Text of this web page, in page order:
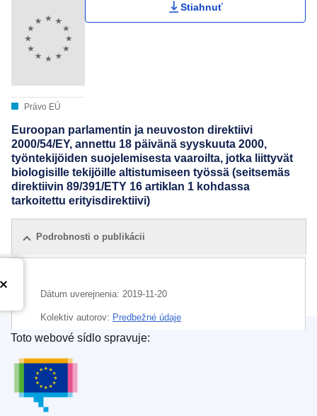
Právo EÚ
Stiahnuť
Euroopan parlamentin ja neuvoston direktiivi
2000/54/EY, annettu 18 päivänä syyskuuta 2000,
työntekijöiden suojelemisesta vaaroilta, jotka liittyvät
biologisille tekijöille altistumiseen työssä (seitsemäs
direktiivin 89/391/ETY 16 artiklan 1 kohdassa
tarkoitettu erityisdirektiivi)
Podrobnosti o publikácii
Dátum uverejnenia: 2019-11-20
Kolektiv autorov: Predbežné údaje
Úrad pre vydávanie publikácií Európskej únie
Toto webové sídlo spravuje: